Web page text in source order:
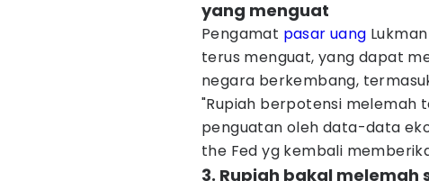
yang menguat
Pengamat pasar uang
terus menguat, yang dapat
negara berkembang,
"Rupiah berpotensi melemah
penguatan oleh data-data
the Fed yg kembali
3. Rupiah bakal melemah